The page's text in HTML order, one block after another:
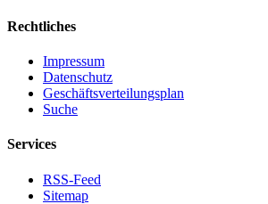
Rechtliches
Impressum
Datenschutz
Geschäftsverteilungsplan
Suche
Services
RSS-Feed
Sitemap